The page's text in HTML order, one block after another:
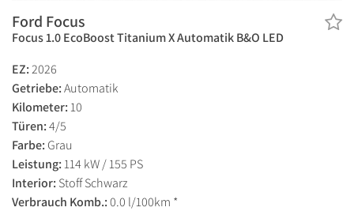
Ford Focus
Focus 1.0 EcoBoost Titanium X Automatik B&O LED
EZ:2026
Getriebe:Automatik
Kilometer: 10
Türen:4/5
Farbe: Grau
Leistung: 114 kW / 155 PS
Interior: Stoff Schwarz
Verbrauch Komb.:0.0 l/100km *